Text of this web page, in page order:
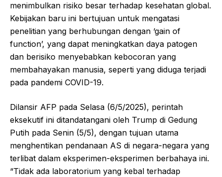
menimbulkan risiko besar terhadap kesehatan global.
Kebijakan baru ini bertujuan untuk mengatasi
penelitian yang berhubungan dengan ‘gain of
function’, yang dapat meningkatkan daya patogen
dan berisiko menyebabkan kebocoran yang
membahayakan manusia, seperti yang diduga terjadi
pada pandemi COVID-19.
Dilansir AFP pada Selasa (6/5/2025), perintah
eksekutif ini ditandatangani oleh Trump di Gedung
Putih pada Senin (5/5), dengan tujuan utama
menghentikan pendanaan AS di negara-negara yang
terlibat dalam eksperimen-eksperimen berbahaya ini.
“Tidak ada laboratorium yang kebal terhadap